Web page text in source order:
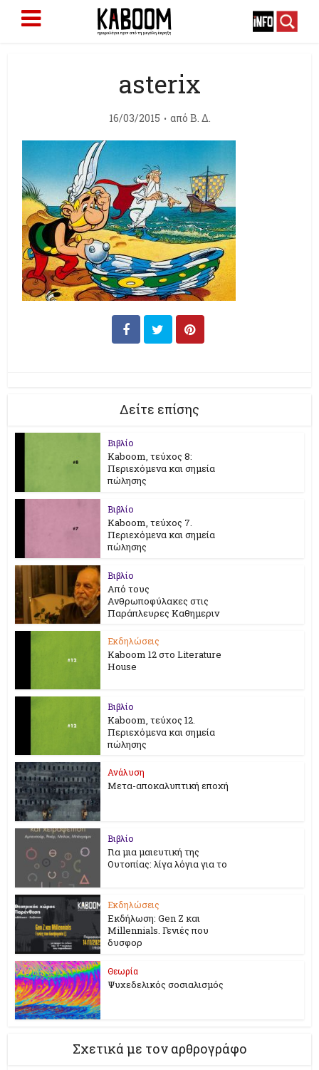
asterix
16/03/2015 από Β. Δ.
Δείτε επίσης
Βιβλίο
Kaboom, τεύχος 8:
Περιεχόμενα και σημεία
πώλησης
Βιβλίο
Kaboom, τεύχος 7.
Περιεχόμενα και σημεία
πώλησης
Βιβλίο
Από τους
Ανθρωποφύλακες στις
Παράπλευρες Καθημεριν
Εκδηλώσεις
Kaboom 12 στο Literature
House
Βιβλίο
Kaboom, τεύχος 12.
Περιεχόμενα και σημεία
πώλησης
Ανάλυση
Μετα-αποκαλυπτική εποχή
Βιβλίο
Για μια μαιευτική της
Ουτοπίας: λίγα λόγια για το
Εκδηλώσεις
Εκδήλωση: Gen Z και
Millennials. Γενιές που
δυσφορ
Θεωρία
Ψυχεδελικός σοσιαλισμός
Σχετικά με τον αρθρογράφο